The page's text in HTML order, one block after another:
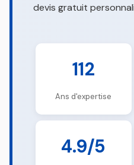
devis gratuit
112
Ans d'expertise
4.9/5